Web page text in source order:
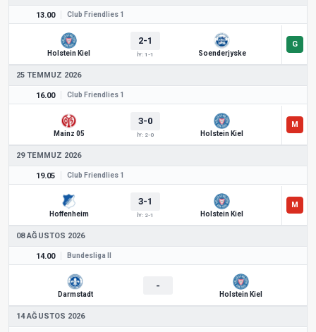
13.00 Club Friendlies 1
Holstein Kiel
2-1
İY: 1-1 Soenderjyske
25 TEMMUZ 2026
16.00 Club Friendlies 1
Mainz 05
3-0
İY: 2-0 Holstein Kiel
29 TEMMUZ 2026
19.05 Club Friendlies 1
Hoffenheim
3-1
İY: 2-1 Holstein Kiel
08 AĞUSTOS 2026
14.00 Bundesliga II
Darmstadt
-
Holstein Kiel
14 AĞUSTOS 2026